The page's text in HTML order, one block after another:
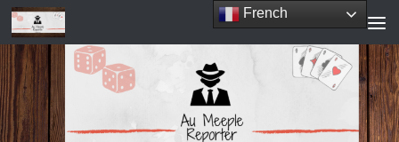
Skip to content
French